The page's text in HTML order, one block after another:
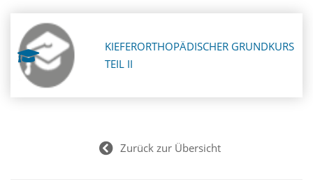
KIEFERORTHOPÄDISCHER GRUNDKURS
TEIL II
Zurück zur Übersicht